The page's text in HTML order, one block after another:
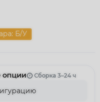
Б/У
опции Сборка 3–24 ч